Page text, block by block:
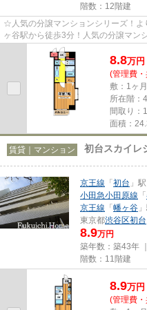
階数：12階建
☆人気の分譲マンションシリーズ！
ヶ谷駅から徒歩3分！人気の分譲マン
広々室内は他のお部屋から一歩先行...
8.8万円
(管理費
敷：1ヶ
所在階：
間取り：
面積：
賃貸｜マンション 初台スカイレ
京王線 「初台 」
小田急小田原線 「
京王線 「幡ヶ谷
東京都渋谷区初台
8.9万円
築年数：築43年
階数：11階建
8.9万円
(管理費